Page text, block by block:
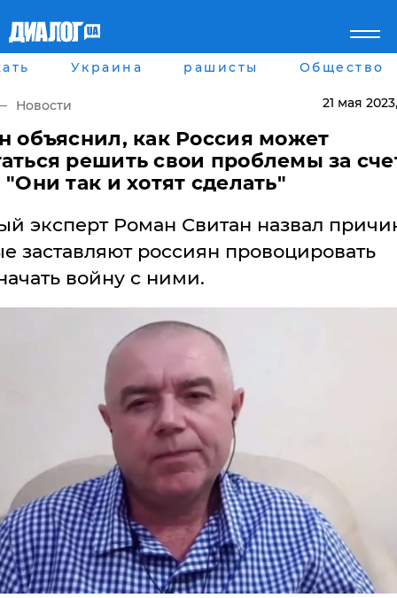
Главная
рассея
Мир
Беларусь
Военное обозрение
Наука и Техника
Мнение
Пресса
Шоу-биз
Города
Харьков
Днепр
Львов
Война на Донбассе и в
Оккупация Крыма
Новости Крыма
Донбасс
Армия Украины
Лайф стайл
Здоровье
Помощь проекту
Стиль Диалога
Шоу-биз
Культура
Общество
Пресс-релизы
Пресс-релизы
Авторское
Мнение
Блоги
ИноСМИ
Украина рашисты Общество
Новости 21 мая 2023
объяснил, как Россия может
решить свои проблемы за
так и хотят сделать"
эксперт Роман Свитан назвал
заставляют россиян провоцировать
войну с ними.